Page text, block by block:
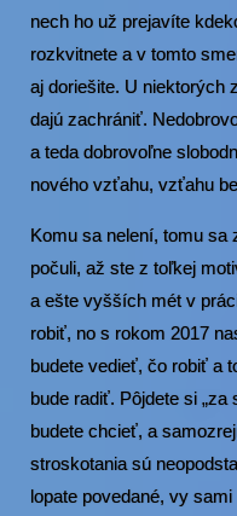
nech ho už prejavíte
rozkvitnete a v tomto
aj doriešite. U niektorých
dajú zachrániť.
a teda dobrovoľne
nového vzťahu, vzťahu
Komu sa nelení, tomu sa
počuli, až ste z toľkej
a ešte vyšších mét v
robiť, no s rokom 2017
budete vedieť, čo robiť a
bude radiť. Pôjdete si „za
budete chcieť, a
stroskotania sú
lopate povedané, vy